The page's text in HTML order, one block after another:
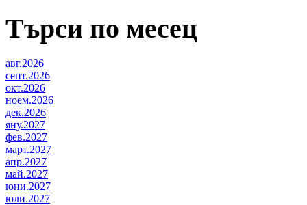
Търси по месец
авг.2026
септ.2026
окт.2026
ноем.2026
дек.2026
яну.2027
фев.2027
март.2027
апр.2027
май.2027
юни.2027
юли.2027